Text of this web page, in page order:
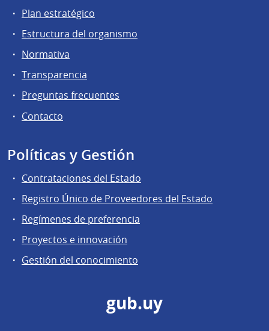
Plan estratégico
Estructura del organismo
Normativa
Transparencia
Preguntas frecuentes
Contacto
Políticas y Gestión
Contrataciones del Estado
Registro Único de Proveedores del Estado
Regímenes de preferencia
Proyectos e innovación
Gestión del conocimiento
gub.uy